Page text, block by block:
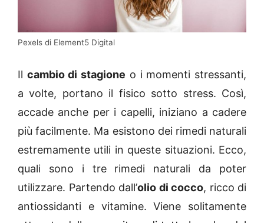
Pexels di Element5 Digital
Il cambio di stagione o i momenti stressanti,
a volte, portano il fisico sotto stress. Così,
accade anche per i capelli, iniziano a cadere
più facilmente. Ma esistono dei rimedi naturali
estremamente utili in queste situazioni. Ecco,
quali sono i tre rimedi naturali da poter
utilizzare. Partendo dall’olio di cocco, ricco di
antiossidanti e vitamine. Viene solitamente